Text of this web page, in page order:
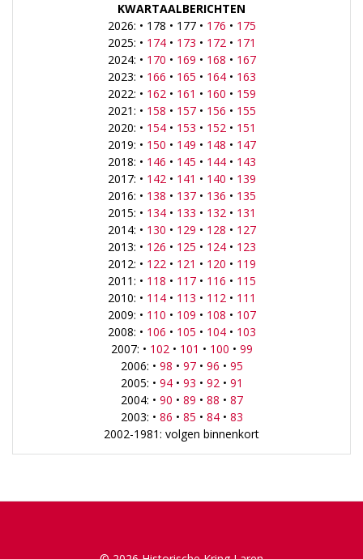
KWARTAALBERICHTEN
2026: • 178 • 177 • 176 • 175
2025: • 174• 173 • 172• 171
2024: • 170 • 169 • 168 • 167
2023: • 166 • 165 • 164• 163
2022: • 162• 161 • 160 • 159
2021: • 158 • 157• 156 • 155
2020: • 154• 153 • 152• 151
2019: • 150 • 149 • 148 • 147
2018: • 146 • 145 • 144• 143
2017: • 142• 141 • 140 • 139
2016: • 138 • 137• 136 • 135
2015: • 134• 133 • 132• 131
2014: • 130 • 129 • 128 • 127
2013: • 126 • 125 • 124• 123
2012: • 122• 121 • 120 • 119
2011: • 118 • 117• 116 • 115
2010: • 114• 113 • 112• 111
2009: • 110 • 109 • 108 • 107
2008: • 106 • 105 • 104• 103
2007: • 102• 101 • 100 • 99
2006: • 98 • 97• 96 • 95
2005: • 94• 93 • 92• 91
2004: • 90 • 89 • 88 • 87
2003: • 86 • 85 • 84• 83
2002-1981: volgen binnenkort